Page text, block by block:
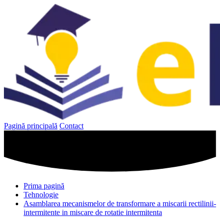
Pagină principală Contact
Prima pagină
Tehnologie
Asamblarea mecanismelor de transformare a miscarii rectilinii-
intermitente in miscare de rotatie intermitenta